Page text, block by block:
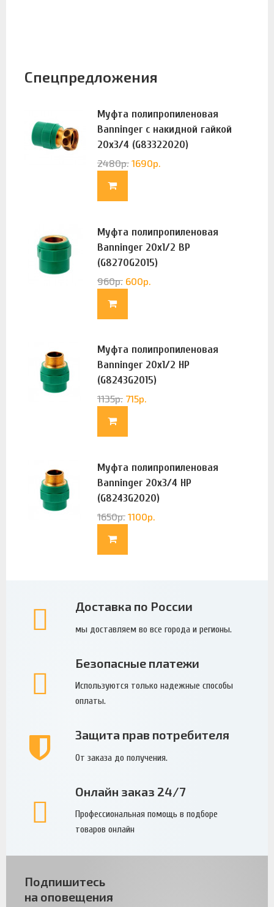
Спецпредложения
Муфта полипропиленовая
Banninger с накидной гайкой
20х3/4 (G83322020)
2480р. 1690р.
Муфта полипропиленовая
Banninger 20х1/2 ВР
(G8270G2015)
960р. 600р.
Муфта полипропиленовая
Banninger 20х1/2 НР
(G8243G2015)
1135р. 715р.
Муфта полипропиленовая
Banninger 20х3/4 НР
(G8243G2020)
1650р. 1100р.
Доставка по России
мы доставляем во все города и регионы.
Безопасные платежи
Используются только надежные способы
оплаты.
Защита прав потребителя
От заказа до получения.
Онлайн заказ 24/7
Профессиональная помощь в подборе
товаров онлайн
Подпишитесь
на оповещения